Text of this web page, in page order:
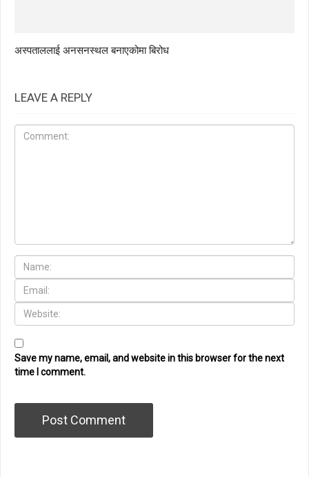
अस्पताललाई अनसनस्थल बनाएकोमा बिरोध
LEAVE A REPLY
Save my name, email, and website in this browser for the next
time I comment.